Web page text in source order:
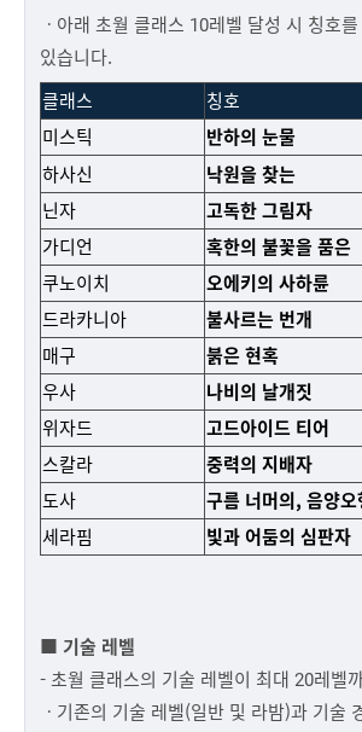
ㆍ아래 초월 클래스 10레벨 달성 시 칭호
있습니다.
클래스
칭호
미스틱
반하의 눈물
하사신
낙원을 찾는
닌자
고독한 그림자
가디언
혹한의 불꽃을 품은
쿠노이치
오에키의 사하륜
드라카니아
불사르는 번개
매구
붉은 현혹
우사
나비의 날개짓
위자드
고드아이드 티어
스칼라
중력의 지배자
도사
구름 너머의, 음양
세라핌
빛과 어둠의 심판자
■ 기술 레벨
- 초월 클래스의 기술 레벨이 최대 20레벨
ㆍ기존의 기술 레벨(일반 및 라밤)과 기술